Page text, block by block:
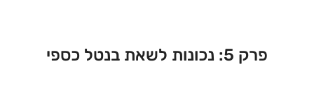
פרק 5: נכונות לשאת בנטל כספי